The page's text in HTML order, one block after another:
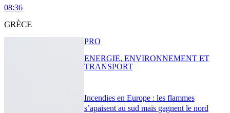
08:36
GRÈCE
Incendies en Europe : les flammes
s’apaisent au sud mais gagnent le nord
PRO
ENERGIE, ENVIRONNEMENT ET
TRANSPORT